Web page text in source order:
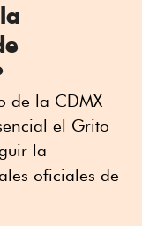
de la CDMX
el Grito
la
oficiales de